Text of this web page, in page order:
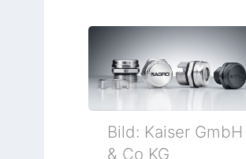
Bild: Kaiser GmbH
& Co KG